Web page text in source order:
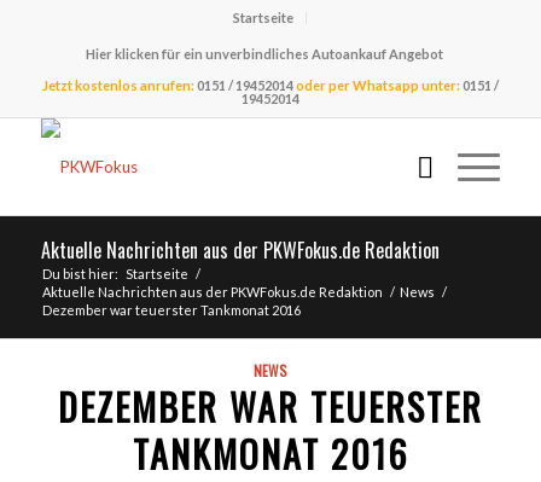
Startseite
Hier klicken für ein unverbindliches Autoankauf Angebot
Jetzt kostenlos anrufen:0151 / 19452014oder per Whatsapp unter:0151 /
19452014
Aktuelle Nachrichten aus der PKWFokus.de Redaktion
Du bist hier: Startseite /
Aktuelle Nachrichten aus der PKWFokus.de Redaktion / News /
Dezember war teuerster Tankmonat 2016
NEWS
DEZEMBER WAR TEUERSTER
TANKMONAT 2016